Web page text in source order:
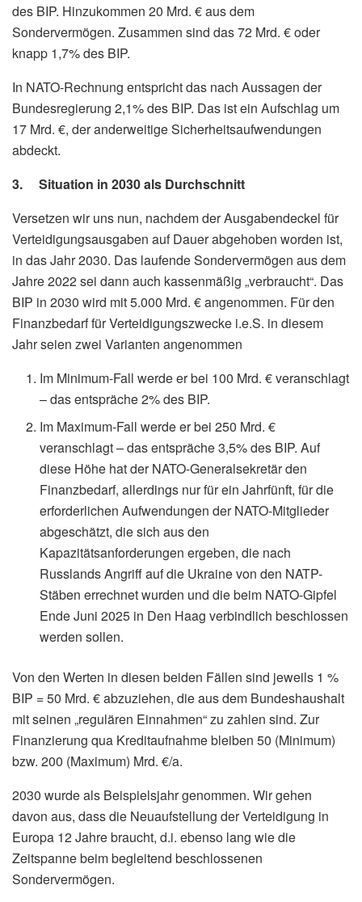
des BIP. Hinzukommen 20 Mrd. € aus dem
Sondervermögen. Zusammen sind das 72 Mrd. € oder
knapp 1,7% des BIP.
In NATO-Rechnung entspricht das nach Aussagen der
Bundesregierung 2,1% des BIP. Das ist ein Aufschlag um
17 Mrd. €, der anderweitige Sicherheitsaufwendungen
abdeckt.
3. Situation in 2030 als Durchschnitt
Versetzen wir uns nun, nachdem der Ausgabendeckel für
Verteidigungsausgaben auf Dauer abgehoben worden ist,
in das Jahr 2030. Das laufende Sondervermögen aus dem
Jahre 2022 sei dann auch kassenmäßig „verbraucht“. Das
BIP in 2030 wird mit 5.000 Mrd. € angenommen. Für den
Finanzbedarf für Verteidigungszwecke i.e.S. in diesem
Jahr seien zwei Varianten angenommen
Im Minimum-Fall werde er bei 100 Mrd. € veranschlagt
– das entspräche 2% des BIP.
Im Maximum-Fall werde er bei 250 Mrd. €
veranschlagt – das entspräche 3,5% des BIP. Auf
diese Höhe hat der NATO-Generalsekretär den
Finanzbedarf, allerdings nur für ein Jahrfünft, für die
erforderlichen Aufwendungen der NATO-Mitglieder
abgeschätzt, die sich aus den
Kapazitätsanforderungen ergeben, die nach
Russlands Angriff auf die Ukraine von den NATP-
Stäben errechnet wurden und die beim NATO-Gipfel
Ende Juni 2025 in Den Haag verbindlich beschlossen
werden sollen.
Von den Werten in diesen beiden Fällen sind jeweils 1 %
BIP = 50 Mrd. € abzuziehen, die aus dem Bundeshaushalt
mit seinen „regulären Einnahmen“ zu zahlen sind. Zur
Finanzierung qua Kreditaufnahme bleiben 50 (Minimum)
bzw. 200 (Maximum) Mrd. €/a.
2030 wurde als Beispielsjahr genommen. Wir gehen
davon aus, dass die Neuaufstellung der Verteidigung in
Europa 12 Jahre braucht, d.i. ebenso lang wie die
Zeitspanne beim begleitend beschlossenen
Sondervermögen.